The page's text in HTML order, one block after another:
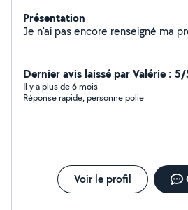
Présentation
Je
Dernier avis laissé par Valérie :
Il y a plus de 6 mois
Réponse rapide, personne polie
Voir le profil